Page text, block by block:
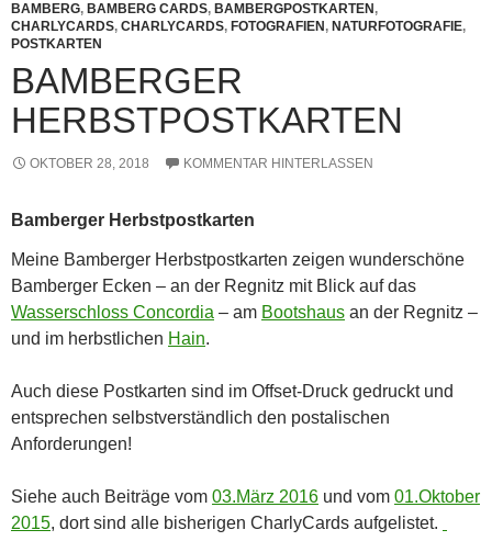
BAMBERG, BAMBERG CARDS, BAMBERGPOSTKARTEN ,
CHARLYCARDS, CHARLYCARDS, FOTOGRAFIEN , NATURFOTOGRAFIE,
POSTKARTEN
BAMBERGER
HERBSTPOSTKARTEN
OKTOBER 28, 2018 KOMMENTAR HINTERLASSEN
Bamberger Herbstpostkarten
Meine Bamberger Herbstpostkarten zeigen wunderschöne
Bamberger Ecken – an der Regnitz mit Blick auf das
Wasserschloss Concordia – am Bootshaus an der Regnitz –
und im herbstlichen Hain.
Auch diese Postkarten sind im Offset-Druck gedruckt und
entsprechen selbstverständlich den postalischen
Anforderungen!
Siehe auch Beiträge vom 03.März 2016 und vom 01.Oktober
2015, dort sind alle bisherigen CharlyCards aufgelistet.